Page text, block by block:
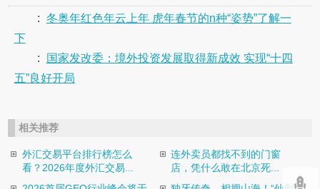
: 冬奥年红色年云上年 虎年春节的n种“姿势”了解一
下
:
国家发改委：境外投资发展取得新成效 实现“十四
五”良好开局
相关推荐
外汇交易平台排行榜怎么
看？2026年度外汇交易...
连外卖员都找不到的门窗
店，凭什么敢在北京死...